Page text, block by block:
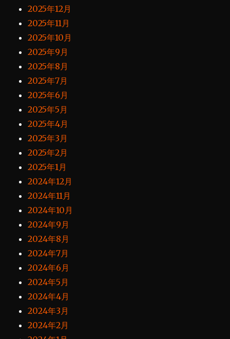
2025年12月
2025年11月
2025年10月
2025年9月
2025年8月
2025年7月
2025年6月
2025年5月
2025年4月
2025年3月
2025年2月
2025年1月
2024年12月
2024年11月
2024年10月
2024年9月
2024年8月
2024年7月
2024年6月
2024年5月
2024年4月
2024年3月
2024年2月